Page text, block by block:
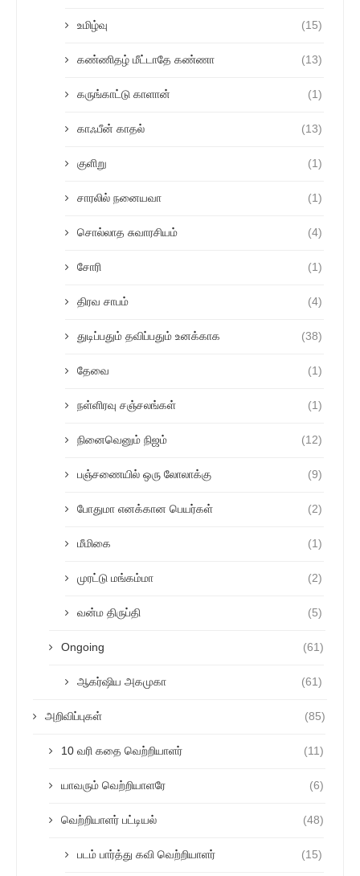
உமிழ்வு (15)
கண்ணிதழ் மீட்டாதே கண்ணா (13)
கருங்காட்டு காளான் (1)
காஃபீன் காதல் (13)
குளிறு (1)
சாரலில் நனையவா (1)
சொல்லாத சுவாரசியம் (4)
சோரி (1)
திரவ சாபம் (4)
துடிப்பதும் தவிப்பதும் உனக்காக (38)
தேவை (1)
நள்ளிரவு சஞ்சலங்கள் (1)
நினைவெனும் நிஜம் (12)
பஞ்சணையில் ஒரு லோலாக்கு (9)
போதுமா எனக்கான பெயர்கள் (2)
மீமிகை (1)
முரட்டு மங்கம்மா (2)
வன்ம திருப்தி (5)
Ongoing (61)
ஆகர்ஷிய அகமுகா (61)
அறிவிப்புகள் (85)
10 வரி கதை வெற்றியாளர் (11)
யாவரும் வெற்றியாளரே (6)
வெற்றியாளர் பட்டியல் (48)
படம் பார்த்து கவி வெற்றியாளர் (15)